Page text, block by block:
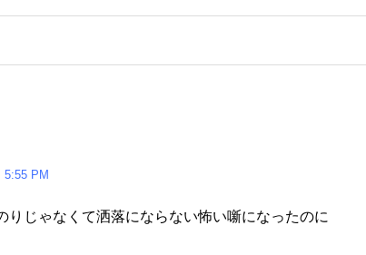
5:55 PM
りじゃなくて洒落にならない怖い噺になったのに